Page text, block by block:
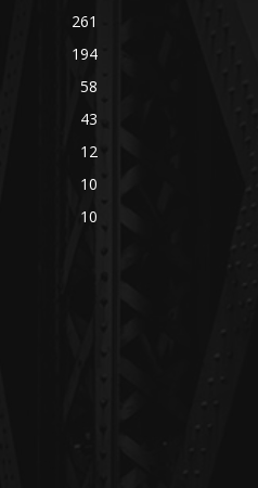
261
194
58
43
12
10
10